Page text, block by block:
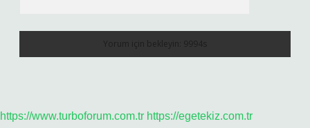
https://www.turboforum.com.tr https://egetekiz.com.tr